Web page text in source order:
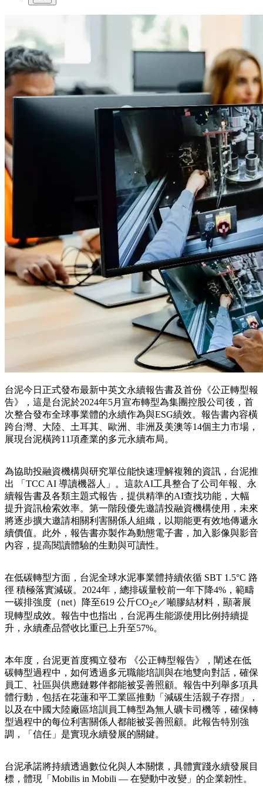
台泥今日正式發布最新中英文永續報告書及首份《公正轉型報
告》，這是台泥於2024年5月宣布轉型為集團控股公司後，首
次整合發布全球事業體的永續作為與ESG績效。報告書內容橫
跨台灣、大陸、土耳其、歐洲、非洲及美澳等14個主力市場，
展現台泥橫跨11項產業的多元永續布局。
為協助投融資機構與研究單位能快速理解複雜的資訊，台泥推
出 「TCC AI 導讀機器人」。這款AI工具整合了公司年報、永
續報告書及各類主題式報告，提供精準的AI查找功能，大幅
提升資訊檢索效率。第一階段優先邀請投融資機構使用，未來
將逐步擴大邀請相關利害關係人組織，以期能更有效地傳遞永
續價值。此外，報告書亦製作為動態電子書，加入影像與影音
內容，提高閱讀體驗的生動與可讀性。
在低碳轉型方面，台泥全球水泥事業體持續依循 SBT 1.5°C 路
徑 積極落實減碳。2024年，總排碳量較前一年下降4%，範疇
一碳排強度（net）降至619 公斤CO2e／噸膠結材料，顯著展
現轉型成效。報告中也指出，台泥再生能源使用比例持續提
升，永續產品營收比重已上升至57%。
本年度，台泥更首度獨立發布 《公正轉型報告》，闡述在低
碳轉型過程中，如何透過多元職能培訓與在地雙向對話，確保
員工、社區與供應鏈夥伴都能被妥善照顧。報告中列舉多項具
體行動，包括在花蓮和平工業區推動「減碳生活親子存摺」，
以及在中國大陸廠區培訓員工轉型為無人礦卡司機等，確保轉
型過程中的每位利害關係人都能被妥善照顧。此報告特別強
調，「信任」是實現永續發展的關鍵。
台泥承諾將持續透過數位化與人本關懷，具體實踐永續發展目
標，體現「Mobilis in Mobili — 在變動中改變」的企業韌性。